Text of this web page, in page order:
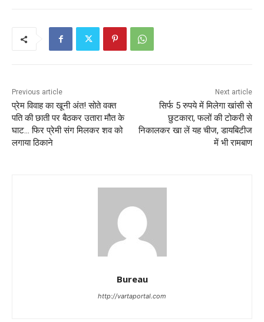
Previous article
प्रेम विवाह का खूनी अंत! सोते वक्त
पति की छाती पर बैठकर उतारा मौत के
घाट… फिर प्रेमी संग मिलकर शव को
लगाया ठिकाने
Next article
सिर्फ 5 रुपये में मिलेगा खांसी से
छुटकारा, फलों की टोकरी से
निकालकर खा लें यह चीज, डायबिटीज
में भी रामबाण
Bureau
http://vartaportal.com